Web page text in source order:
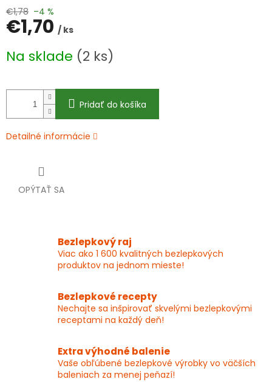
€1,78 –4 %
€1,70 / ks
cena:
Na sklade (2 ks)
Pridať do košíka
Detailné informácie
OPÝTAŤ SA
Bezlepkový raj
Viac ako 1 600 kvalitných bezlepkových
produktov na jednom mieste!
Bezlepkové recepty
Nechajte sa inšpirovať skvelými bezlepkovými
receptami na každý deň!
Extra výhodné balenie
Vaše obľúbené bezlepkové výrobky vo väčších
baleniach za menej peňazí!